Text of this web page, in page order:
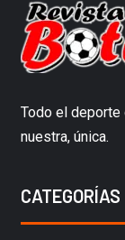
Todo el deporte
nuestra, única.
CATEGORÍAS